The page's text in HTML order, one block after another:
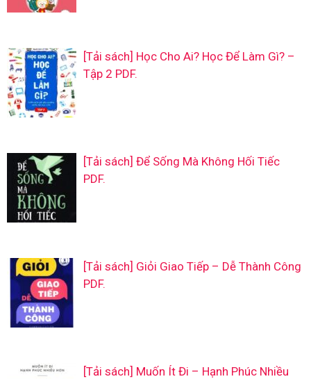
[Tải sách] Học Cho Ai? Học Để Làm Gì? –
Tập 2 PDF.
[Tải sách] Để Sống Mà Không Hối Tiếc
PDF.
[Tải sách] Giỏi Giao Tiếp – Dễ Thành Công
PDF.
[Tải sách] Muốn Ít Đi – Hạnh Phúc Nhiều